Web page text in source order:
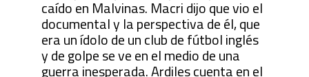
caído en Malvinas. Macri dijo que vio el
documental y la perspectiva de él, que
era un ídolo de un club de fútbol inglés
y de golpe se ve en el medio de una
guerra inesperada. Ardiles cuenta en el